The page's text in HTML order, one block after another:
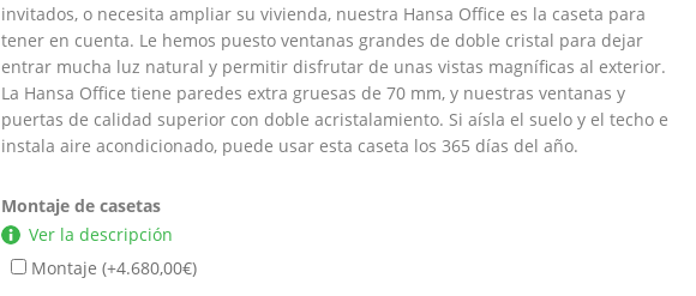
invitados, o necesita ampliar su vivienda, nuestra Hansa Office es la caseta para
tener en cuenta. Le hemos puesto ventanas grandes de doble cristal para dejar
entrar mucha luz natural y permitir disfrutar de unas vistas magníficas al exterior.
La Hansa Office tiene paredes extra gruesas de 70 mm, y nuestras ventanas y
puertas de calidad superior con doble acristalamiento. Si aísla el suelo y el techo e
instala aire acondicionado, puede usar esta caseta los 365 días del año.
Montaje de casetas
Ver la descripción
Montaje (+4.680,00€)